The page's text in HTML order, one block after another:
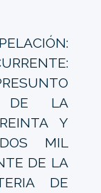
DE LA
Y
MIL
DE LA
DE